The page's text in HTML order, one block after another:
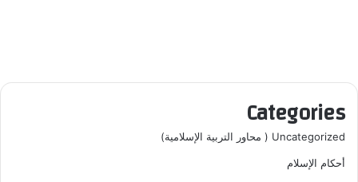
Categories
Uncategorized ( محاور التربية الإسلامية)
أحكام الإسلام